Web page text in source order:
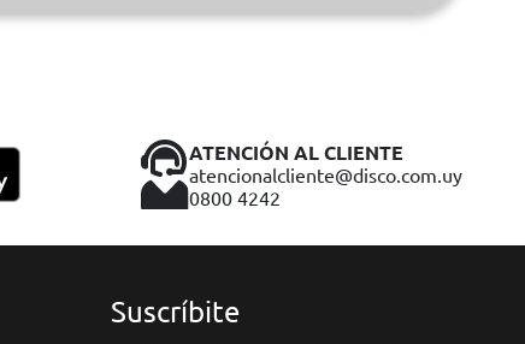
ATENCIÓN AL CLIENTE
atencionalcliente@disco.com.uy
0800 4242
Suscríbite